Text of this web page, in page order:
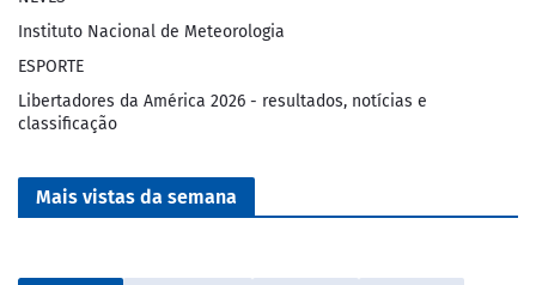
Instituto Nacional de Meteorologia
ESPORTE
Libertadores da América 2026 - resultados, notícias e
classificação
Mais vistas da semana